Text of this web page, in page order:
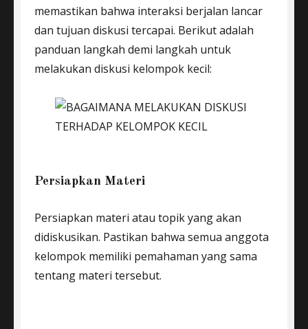
memastikan bahwa interaksi berjalan lancar
dan tujuan diskusi tercapai. Berikut adalah
panduan langkah demi langkah untuk
melakukan diskusi kelompok kecil:
Persiapkan Materi
Persiapkan materi atau topik yang akan
didiskusikan. Pastikan bahwa semua anggota
kelompok memiliki pemahaman yang sama
tentang materi tersebut.